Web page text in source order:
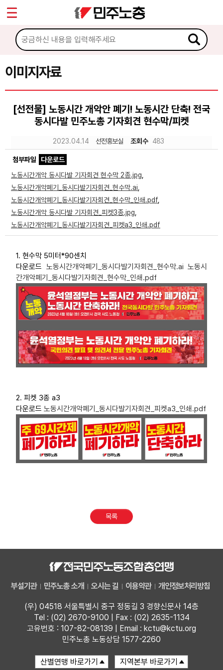
이미지자료
[선전물] 노동시간 개악안 폐기! 노동시간 단축! 전국
동시다발 민주노총 기자회견 현수막/피켓
2023.04.14 선전홍보실 조회수 483
첨부파일
다운로드
노동시간개악 동시다발 기자회견 현수막 2종.jpg
노동시간개악폐기_동시다발기자회견_현수막.ai
노동시간개악폐기_동시다발기자회견_현수막_인쇄.pdf
노동시간개악 동시다발 기자회견_피켓3종.jpg
노동시간개악폐기_동시다발기자회견_피켓a3_인쇄.pdf
1. 현수막 5미터*90센치
다운로드 노동시간개악폐기_동시다발기자회견_현수막.ai 노동시
간개악폐기_동시다발기자회견_현수막_인쇄.pdf
2. 피켓 3종 a3
다운로드 노동시간개악폐기_동시다발기자회견_피켓a3_인쇄.pdf
목록
부설기관 민주노총 소개 오시는 길 이용약관 개인정보처리방침
(우) 04518 서울특별시 중구 정동길 3 경향신문사 14층
Tel : (02) 2670-9100 | Fax : (02) 2635-1134
고유번호 : 107-82-08139 | Email : kctu@kctu.org
민주노총 노동상담 1577-2260
마이페이지
소개
소식
문서자료
이미지자료
미디어자료
카드뉴스
부설기관
업무
Sketchbook5, 스케치북5
Sketchbook5, 스케치북5